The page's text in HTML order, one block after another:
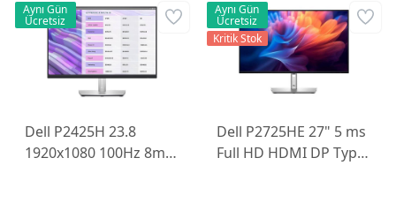
Dell P2425H 23.8
1920x1080 100Hz 8ms
Aynı Gün
Ücretsiz
Dell P2725HE 27" 5 ms
Full HD HDMI DP Type-
Aynı Gün
Ücretsiz
Kritik Stok